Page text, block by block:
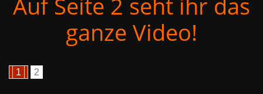
ganze Video!
1 2